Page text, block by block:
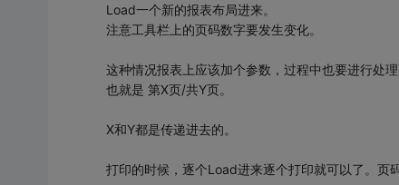
Load一个新的报表布局进来。
注意工具栏上的页码数字要发生变化。
这种情况报表上应该加个参数，过程中也要进行处
也就是 第X页/共Y页。
X和Y都是传递进去的。
打印的时候，逐个Load进来逐个打印就可以了。页